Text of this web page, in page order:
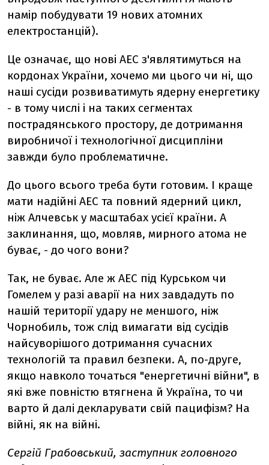
намір побудувати 19 нових атомних
електростанцій).
Це означає, що нові АЕС з'являтимуться на
кордонах України, хочемо ми цього чи ні, що
наші сусіди розвиватимуть ядерну енергетику
- в тому числі і на таких сегментах
пострадянського простору, де дотримання
виробничої і технологічної дисципліни
завжди було проблематичне.
До цього всього треба бути готовим. І краще
мати надійні АЕС та повний ядерний цикл,
ніж Алчевськ у масштабах усієї країни. А
заклинання, що, мовляв, мирного атома не
буває, - до чого вони?
Так, не буває. Але ж АЕС під Курськом чи
Гомелем у разі аварії на них завдадуть по
нашій території удару не меншого, ніж
Чорнобиль, тож слід вимагати від сусідів
найсуворішого дотримання сучасних
технологій та правил безпеки. А, по-друге,
якщо навколо точаться "енергетичні війни", в
які вже повністю втягнена й Україна, то чи
варто й далі декларувати свій пацифізм? На
війні, як на війні.
Сергій Грабовський, заступник головного